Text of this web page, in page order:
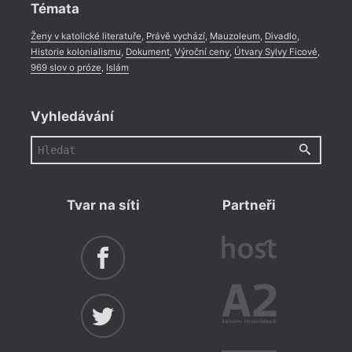
Témata
Ženy v katolické literatuře Právě vychází, Mauzoleum, Divadlo,
Historie kolonialismu Dokument, Výroční ceny, Útvary Sylvy Ficové
969 slov o próze Islám
Vyhledávání
Tvar na síti Partneři